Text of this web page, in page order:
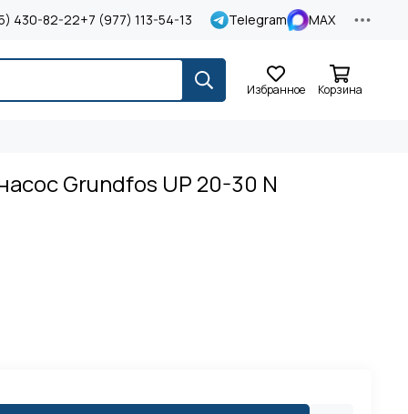
430-82-22+7 (977) 113-54-13 Telegram MAX
Избранное Корзина
Grundfos UP 20-30 N